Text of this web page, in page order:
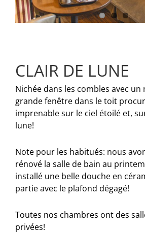
CLAIR DE LUNE
Nichée dans les combles avec un
grande fenêtre dans le toit
imprenable sur le ciel étoilé et,
lune!
Note pour les habitués: nous
rénové la salle de bain au
installé une belle douche en
partie avec le plafond dégagé!
Toutes nos chambres ont des
privées!